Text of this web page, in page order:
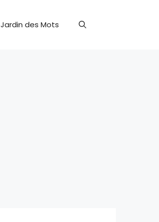
Jardin des Mots